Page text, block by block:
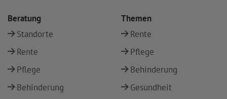
Beratung
Standorte
Rente
Pflege
Behinderung
Themen
Rente
Pflege
Behinderung
Gesundheit